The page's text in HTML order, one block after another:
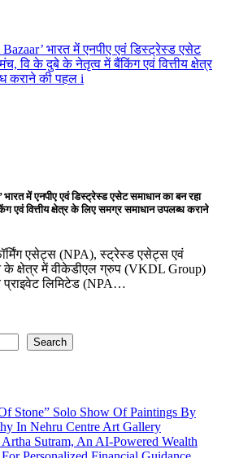
में एनपीए एवं डिस्ट्रेस्ड एसेट समाधान का बन रहा
एवं वित्तीय क्षेत्र के लिए समग्र समाधान उपलब्ध कराने
एसेट्स (NPA), स्ट्रेस्ड एसेट्स एवं
क्षेत्र में वीकेडीएल ग्रुप (VKDL Group)
प्राइवेट लिमिटेड (NPA…
Search
Stone” Solo Show Of Paintings By
In Nehru Centre Art Gallery
Sutram, An AI-Powered Wealth